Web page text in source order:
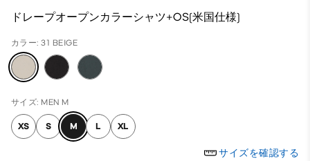
ドレープオープンカラーシャツ+OS(米国仕様)
カラー: 31 BEIGE
サイズ: MEN M
XS S M L XL
サイズを確認する